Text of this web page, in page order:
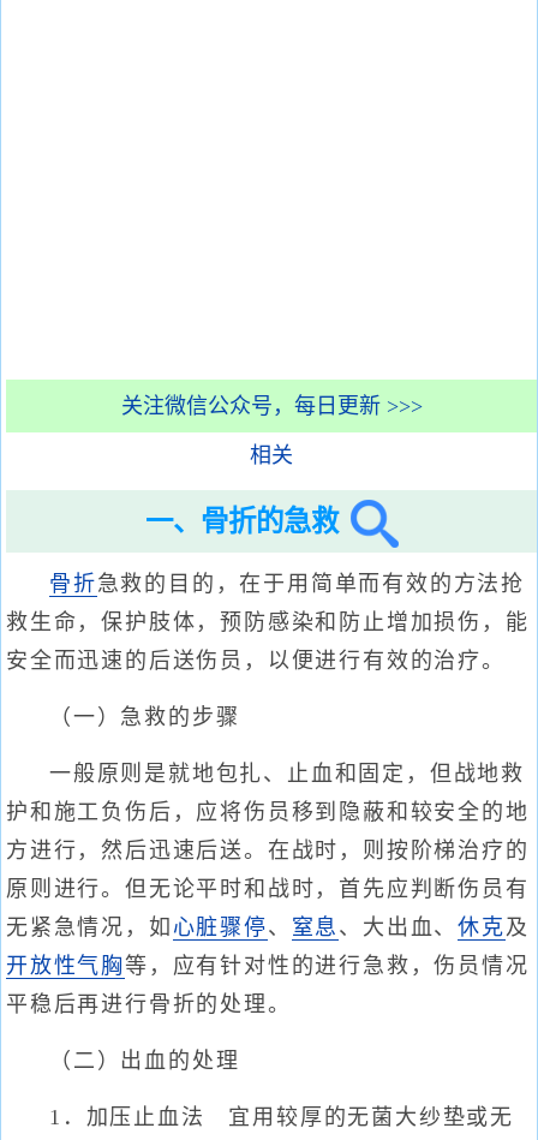
关注微信公众号，每日更新 >>>
相关
一、骨折的急救
骨折急救的目的，在于用简单而有效的方法抢
救生命，保护肢体，预防感染和防止增加损伤，能
安全而迅速的后送伤员，以便进行有效的治疗。
（一）急救的步骤
一般原则是就地包扎、止血和固定，但战地救
护和施工负伤后，应将伤员移到隐蔽和较安全的地
方进行，然后迅速后送。在战时，则按阶梯治疗的
原则进行。但无论平时和战时，首先应判断伤员有
无紧急情况，如 心脏骤停、 窒息 、大出血、休克及
开放性气胸等，应有针对性的进行急救，伤员情况
平稳后再进行骨折的处理。
（二）出血的处理
1．加压止血法 宜用较厚的无菌大纱垫或无